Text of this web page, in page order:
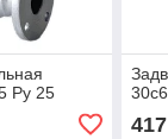
Ру 25